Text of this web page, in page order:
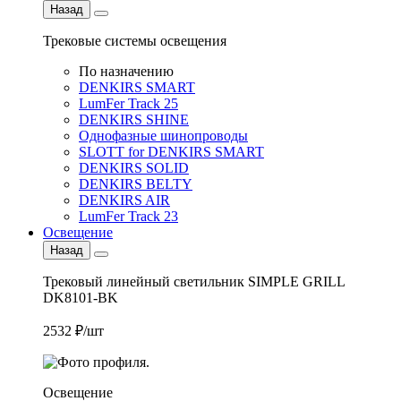
Назад
Трековые системы освещения
По назначению
DENKIRS SMART
LumFer Track 25
DENKIRS SHINE
Однофазные шинопроводы
SLOTT for DENKIRS SMART
DENKIRS SOLID
DENKIRS BELTY
DENKIRS AIR
LumFer Track 23
Освещение
Назад
Трековый линейный светильник SIMPLE GRILL
DK8101-BK
2532 ₽/шт
Освещение